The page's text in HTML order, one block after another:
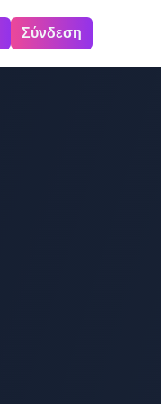
Σύνδεση